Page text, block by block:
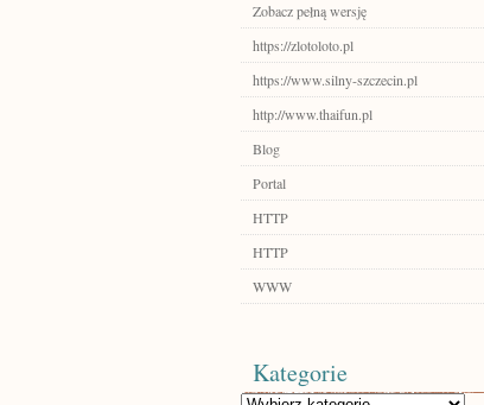
Zobacz pełną wersję
https://zlotoloto.pl
https://www.silny-szczecin.pl
http://www.thaifun.pl
Blog
Portal
HTTP
HTTP
WWW
Kategorie